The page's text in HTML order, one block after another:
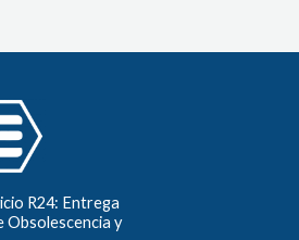
R24: Entrega
Obsolescencia y